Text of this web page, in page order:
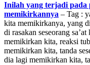
Inilah yang terjadi pada
memikirkannya – Tag :
kita memikirkanya, yang
di rasakan seseorang
memikirkan kita, reaksi
memikirkan kita, tanda
dia lagi memikirkan kita,